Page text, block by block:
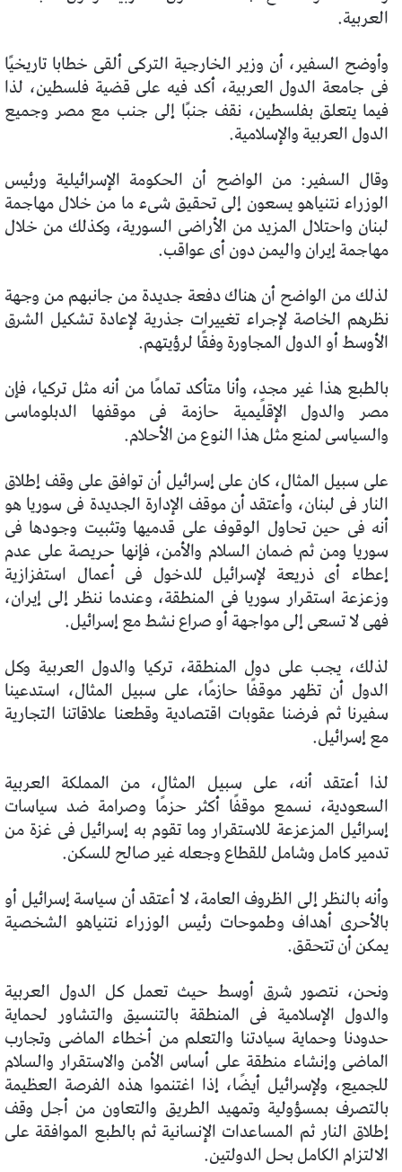
العربية.
وأوضح السفير، أن وزير الخارجية التركى ألقى خطابا تاريخيًا
فى جامعة الدول العربية، أكد فيه على قضية فلسطين، لذا
فيما يتعلق بفلسطين، نقف جنبًا إلى جنب مع مصر وجميع
الدول العربية والإسلامية.
وقال السفير: من الواضح أن الحكومة الإسرائيلية ورئيس
الوزراء نتنياهو يسعون إلى تحقيق شىء ما من خلال مهاجمة
لبنان واحتلال المزيد من الأراضى السورية، وكذلك من خلال
مهاجمة إيران واليمن دون أى عواقب.
لذلك من الواضح أن هناك دفعة جديدة من جانبهم من وجهة
نظرهم الخاصة لإجراء تغييرات جذرية لإعادة تشكيل الشرق
الأوسط أو الدول المجاورة وفقًا لرؤيتهم.
بالطبع هذا غير مجدٍ، وأنا متأكد تمامًا من أنه مثل تركيا، فإن
مصر والدول الإقليمية حازمة فى موقفها الدبلوماسى
والسياسى لمنع مثل هذا النوع من الأحلام.
على سبيل المثال، كان على إسرائيل أن توافق على وقف إطلاق
النار فى لبنان، وأعتقد أن موقف الإدارة الجديدة فى سوريا هو
أنه فى حين تحاول الوقوف على قدميها وتثبيت وجودها فى
سوريا ومن ثم ضمان السلام والأمن، فإنها حريصة على عدم
إعطاء أى ذريعة لإسرائيل للدخول فى أعمال استفزازية
وزعزعة استقرار سوريا فى المنطقة، وعندما ننظر إلى إيران،
فهى لا تسعى إلى مواجهة أو صراع نشط مع إسرائيل.
لذلك، يجب على دول المنطقة، تركيا والدول العربية وكل
الدول أن تظهر موقفًا حازمًا، على سبيل المثال، استدعينا
سفيرنا ثم فرضنا عقوبات اقتصادية وقطعنا علاقاتنا التجارية
مع إسرائيل.
لذا أعتقد أنه، على سبيل المثال، من المملكة العربية
السعودية، نسمع موقفًا أكثر حزمًا وصرامة ضد سياسات
إسرائيل المزعزعة للاستقرار وما تقوم به إسرائيل فى غزة من
تدمير كامل وشامل للقطاع وجعله غير صالح للسكن.
وأنه بالنظر إلى الظروف العامة، لا أعتقد أن سياسة إسرائيل أو
بالأحرى أهداف وطموحات رئيس الوزراء نتنياهو الشخصية
يمكن أن تتحقق.
ونحن، نتصور شرق أوسط حيث تعمل كل الدول العربية
والدول الإسلامية فى المنطقة بالتنسيق والتشاور لحماية
حدودنا وحماية سيادتنا والتعلم من أخطاء الماضى وتجارب
الماضى وإنشاء منطقة على أساس الأمن والاستقرار والسلام
للجميع، ولإسرائيل أيضًا، إذا اغتنموا هذه الفرصة العظيمة
بالتصرف بمسؤولية وتمهيد الطريق والتعاون من أجل وقف
إطلاق النار ثم المساعدات الإنسانية ثم بالطبع الموافقة على
الالتزام الكامل بحل الدولتين.